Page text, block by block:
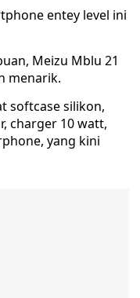
entey level ini
Meizu Mblu 21
menarik.
softcase silikon,
charger 10 watt,
yang kini